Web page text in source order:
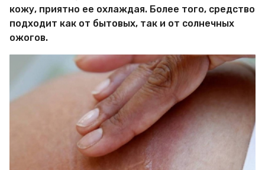
кожу, приятно ее охлаждая. Более того, средство
подходит как от бытовых, так и от солнечных
ожогов.